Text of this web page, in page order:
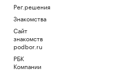
Рег.решения
Знакомства
Сайт
знакомств
podbor.ru
РБК
Компании